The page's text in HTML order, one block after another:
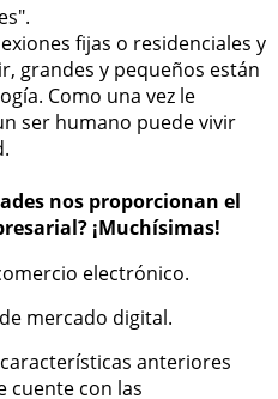
fijas o residenciales y
grandes y pequeños están
Como una vez le
ser humano puede vivir
nos proporcionan el
¡Muchísimas!
electrónico.
mercado digital.
anteriores
cuente con las